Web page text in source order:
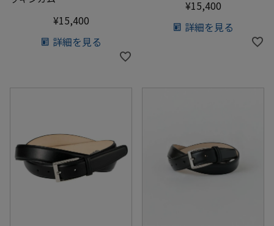
¥15,400
詳細を見る
¥15,400
詳細を見る